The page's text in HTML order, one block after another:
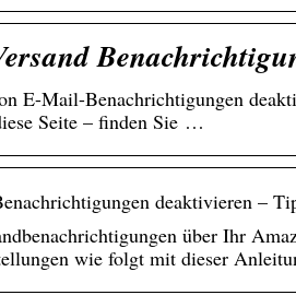
E-Mail-Benachrichtigungen
Seite – finden Sie …
deaktivieren –
über Ihr
wie folgt mit dieser